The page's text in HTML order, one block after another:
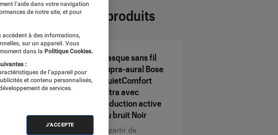
Sélection de produits
Casque sans fil
supra-aural Bose
QuietComfort
Ultra avec
réduction active
du bruit Noir
À partir de
l’aide dans votre navigation
de notre site, et pour
à des informations,
sur un appareil. Vous
dans la Politique Cookies.
:
de l’appareil pour
et contenu personnalisés,
de services.
J'ACCEPTE